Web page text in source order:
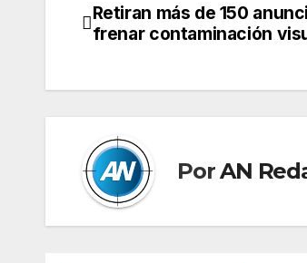
Navegación
entradas
Retiran más de 150
frenar contaminación
PorAN